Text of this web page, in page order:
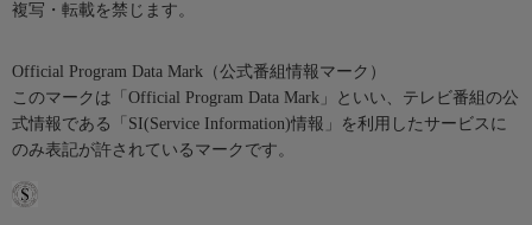
複写・転載を禁じます。
Official Program Data Mark（公式番組情報マーク）
このマークは「Official Program Data Mark」といい、テレビ番組の公
式情報である「SI(Service Information)情報」を利用したサービスに
のみ表記が許されているマークです。